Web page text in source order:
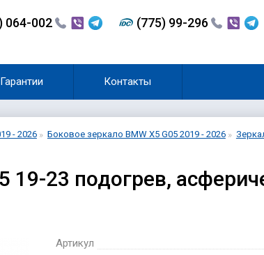
064-002
(775) 99-296
Гарантии Контакты
- 2026 Боковое зеркало BMW X5 G05 2019 - 2026
23 подогрев,
Артикул